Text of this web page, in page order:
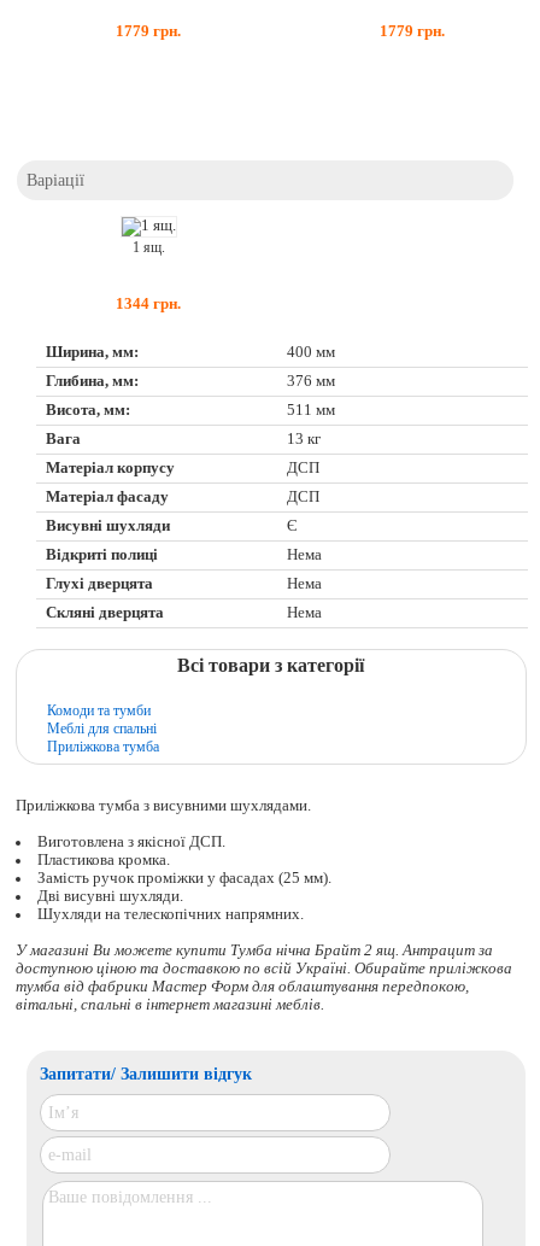
1779 грн. 1779 грн.
Варіації
1 ящ.
1344 грн.
Ширина, мм:
400 мм
Глибина, мм:
376 мм
Висота, мм:
511 мм
Вага
13 кг
Матеріал корпусу
ДСП
Матеріал фасаду
ДСП
Висувні шухляди
Є
Відкриті полиці
Нема
Глухі дверцята
Нема
Скляні дверцята
Нема
Всі товари з категорії
Комоди та тумби
Меблі для спальні
Приліжкова тумба
Приліжкова тумба з висувними шухлядами.
Виготовлена з якісної ДСП.
Пластикова кромка.
Замість ручок проміжки у фасадах (25 мм).
Дві висувні шухляди.
Шухляди на телескопічних напрямних.
У магазині Ви можете купити Тумба нічна Брайт 2 ящ. Антрацит за
доступною ціною та доставкою по всій Україні. Обирайте приліжкова
тумбавід фабрики Мастер Форм для облаштування передпокою,
вітальні, спальні в інтернет магазині меблів.
Запитати/ Залишити відгук